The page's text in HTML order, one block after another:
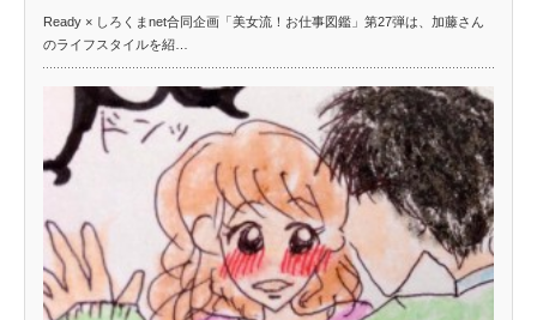
Ready × しろくまnet合同企画「美女流！お仕事図鑑」第27弾は、加藤さん
のライフスタイルを紹…